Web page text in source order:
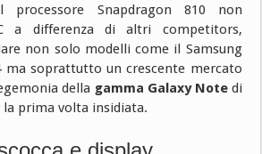
processore Snapdragon 810 non
a differenza di altri competitors,
non solo modelli come il Samsung
ma soprattutto un crescente mercato
della gamma Galaxy Notedi
la prima volta insidiata.